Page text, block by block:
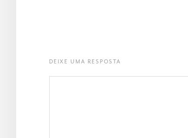
DEIXE UMA RESPOSTA